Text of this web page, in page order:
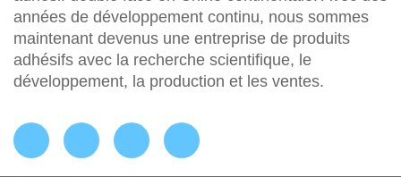
années de développement continu, nous sommes
maintenant devenus une entreprise de produits
adhésifs avec la recherche scientifique, le
développement, la production et les ventes.